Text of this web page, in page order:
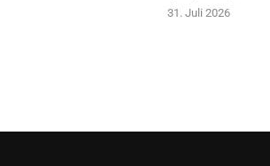
31. Juli 2026